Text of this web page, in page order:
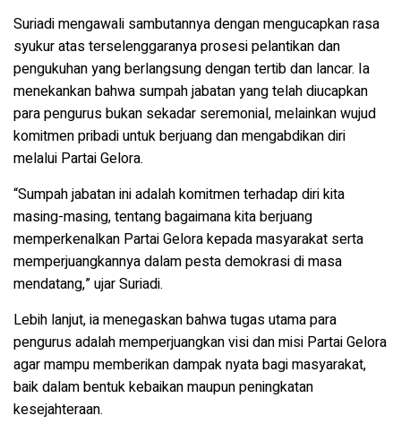
Suriadi mengawali sambutannya dengan mengucapkan rasa
syukur atas terselenggaranya prosesi pelantikan dan
pengukuhan yang berlangsung dengan tertib dan lancar. Ia
menekankan bahwa sumpah jabatan yang telah diucapkan
para pengurus bukan sekadar seremonial, melainkan wujud
komitmen pribadi untuk berjuang dan mengabdikan diri
melalui Partai Gelora.
“Sumpah jabatan ini adalah komitmen terhadap diri kita
masing-masing, tentang bagaimana kita berjuang
memperkenalkan Partai Gelora kepada masyarakat serta
memperjuangkannya dalam pesta demokrasi di masa
mendatang,” ujar Suriadi.
Lebih lanjut, ia menegaskan bahwa tugas utama para
pengurus adalah memperjuangkan visi dan misi Partai Gelora
agar mampu memberikan dampak nyata bagi masyarakat,
baik dalam bentuk kebaikan maupun peningkatan
kesejahteraan.